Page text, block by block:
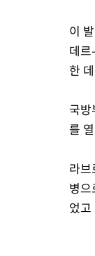
이
데
한
국
를
라
병
었